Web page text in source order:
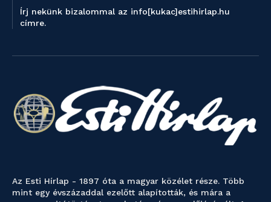
Írj nekünk bizalommal az info[kukac]estihirlap.hu
címre.
Az Esti Hírlap - 1897 óta a magyar közélet része. Több
mint egy évszázaddal ezelőtt alapították, és mára a